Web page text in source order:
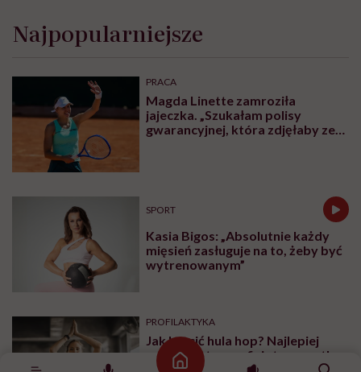
Strona główna
Najpopularniejsze
PRACA
Magda Linette zamroziła
jajeczka. „Szukałam polisy
gwarancyjnej, która zdjęłaby ze
SPORT
Kasia Bigos: „Absolutnie każdy
mięsień zasługuje na to, żeby być
wytrenowanym”
PROFILAKTYKA
Jak kręcić hula hop? Najlepiej
wcale! Ostrzega fizjoterapeutka